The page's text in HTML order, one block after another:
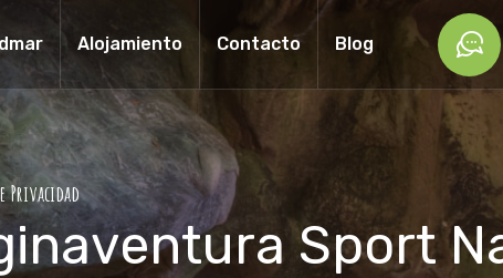
Alojamiento Contacto Blog
Privacidad
Sport